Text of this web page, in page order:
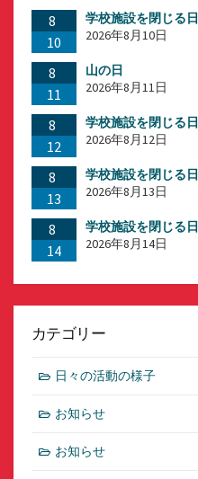
8
10
学校施設を閉じる日
2026年8月10日
8
11
山の日
2026年8月11日
8
12
学校施設を閉じる日
2026年8月12日
8
13
学校施設を閉じる日
2026年8月13日
8
14
学校施設を閉じる日
2026年8月14日
カテゴリー
日々の活動の様子
お知らせ
お知らせ